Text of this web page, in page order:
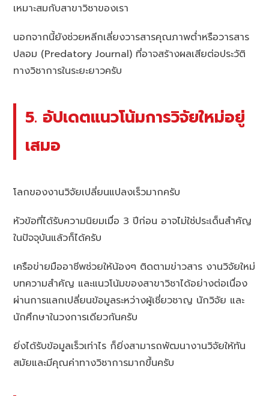
เหมาะสมกับสาขาวิชาของเรา
นอกจากนี้ยังช่วยหลีกเลี่ยงวารสารคุณภาพต่ำหรือวารสาร
ปลอม (Predatory Journal) ที่อาจสร้างผลเสียต่อประวัติ
ทางวิชาการในระยะยาวครับ
5. อัปเดตแนวโน้มการวิจัยใหม่อยู่
เสมอ
โลกของงานวิจัยเปลี่ยนแปลงเร็วมากครับ
หัวข้อที่ได้รับความนิยมเมื่อ 3 ปีก่อน อาจไม่ใช่ประเด็นสำคัญ
ในปัจจุบันแล้วก็ได้ครับ
เครือข่ายมืออาชีพช่วยให้น้องๆ ติดตามข่าวสาร งานวิจัยใหม่
บทความสำคัญ และแนวโน้มของสาขาวิชาได้อย่างต่อเนื่อง
ผ่านการแลกเปลี่ยนข้อมูลระหว่างผู้เชี่ยวชาญ นักวิจัย และ
นักศึกษาในวงการเดียวกันครับ
ยิ่งได้รับข้อมูลเร็วเท่าไร ก็ยิ่งสามารถพัฒนางานวิจัยให้ทัน
สมัยและมีคุณค่าทางวิชาการมากขึ้นครับ